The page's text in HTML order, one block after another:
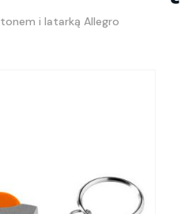
i latarką Allegro